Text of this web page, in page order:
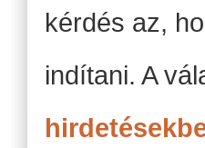
kérdés az,
indítani. A